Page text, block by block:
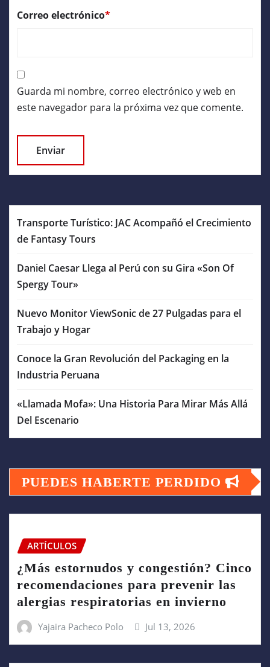
Correo electrónico*
Guarda mi nombre, correo electrónico y web en
este navegador para la próxima vez que comente.
Transporte Turístico: JAC Acompañó el Crecimiento
de Fantasy Tours
Daniel Caesar Llega al Perú con su Gira «Son Of
Spergy Tour»
Nuevo Monitor ViewSonic de 27 Pulgadas para el
Trabajo y Hogar
Conoce la Gran Revolución del Packaging en la
Industria Peruana
«Llamada Mofa»: Una Historia Para Mirar Más Allá
Del Escenario
PUEDES HABERTE PERDIDO
ARTÍCULOS
¿Más estornudos y congestión? Cinco
recomendaciones para prevenir las
alergias respiratorias en invierno
Yajaira Pacheco Polo Jul 13, 2026